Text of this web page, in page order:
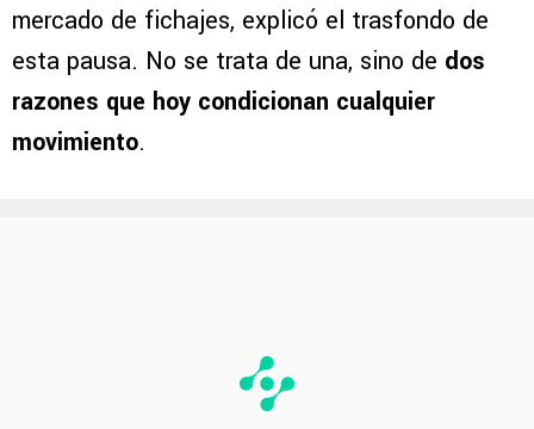
mercado de fichajes, explicó el trasfondo de
esta pausa. No se trata de una, sino de dos
razones que hoy condicionan cualquier
movimiento.